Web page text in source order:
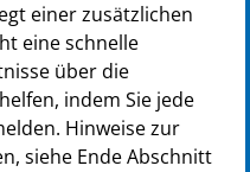
einer zusätzlichen
eine schnelle
über die
indem Sie jede
Hinweise zur
siehe Ende Abschnitt